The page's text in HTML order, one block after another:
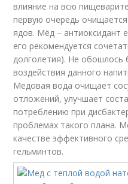
влияние на всю
первую очередь
ядов. Мёд – антиоксидант
его рекомендуется
долголетия). Не обошлось
воздействия данного
Медовая вода очищает
отложений, улучшает
потреблению при
проблемах такого плана.
качестве эффективного
гельминтов.